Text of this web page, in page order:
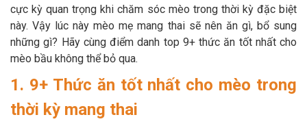
Khách sạn chó mèo Spa chó mèo
Dịch vụ cắt tỉa lông chó
mèo
mèo
cực kỳ quan trọng khi chăm sóc mèo trong thời kỳ đặc biệt
này. Vậy lúc này mèo mẹ mang thai sẽ nên ăn gì, bổ sung
những gì? Hãy cùng điểm danh top 9+ thức ăn tốt nhất cho
mèo bầu không thể bỏ qua.
1. 9+ Thức ăn tốt nhất cho mèo trong
thời kỳ mang thai